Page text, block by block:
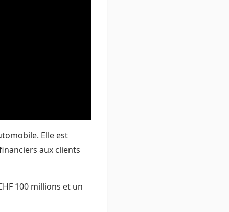
Elle est
aux clients
100 millions et un